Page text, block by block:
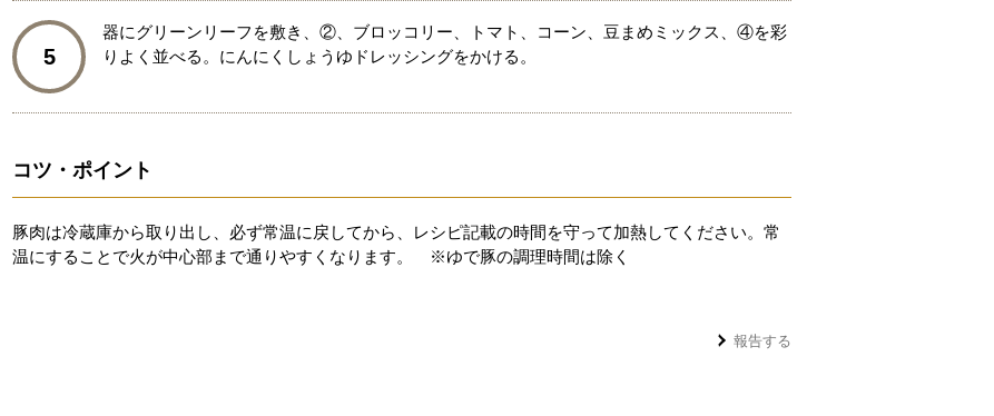
5
器にグリーンリーフを敷き、②、ブロッコリー、トマト、コーン、豆まめミックス、④を彩
りよく並べる。にんにくしょうゆドレッシングをかける。
コツ・ポイント
豚肉は冷蔵庫から取り出し、必ず常温に戻してから、レシピ記載の時間を守って加熱してください。常
温にすることで火が中心部まで通りやすくなります。 ※ゆで豚の調理時間は除く
報告する